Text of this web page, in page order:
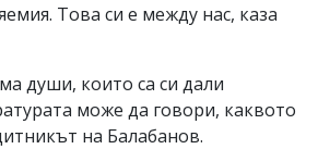
Това си е между нас, каза
души, които са си дали
може да говори, каквото
на Балабанов.